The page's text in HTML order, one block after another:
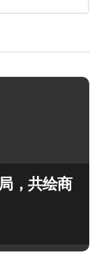
，共绘商